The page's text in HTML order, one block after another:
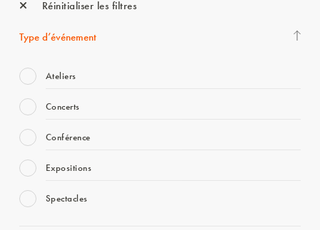
Réinitialiser les filtres
Type d’événement
Ateliers
Concerts
Conférence
Expositions
Spectacles